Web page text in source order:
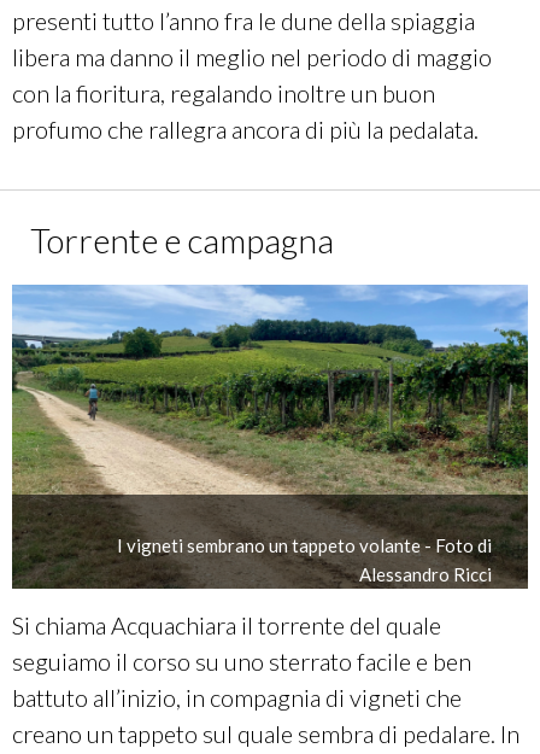
presenti tutto l’anno fra le dune della spiaggia
libera ma danno il meglio nel periodo di maggio
con la fioritura, regalando inoltre un buon
profumo che rallegra ancora di più la pedalata.
Torrente e campagna
I vigneti sembrano un tappeto volante - Foto di
Alessandro Ricci
Si chiama Acquachiara il torrente del quale
seguiamo il corso su uno sterrato facile e ben
battuto all’inizio, in compagnia di vigneti che
creano un tappeto sul quale sembra di pedalare. In